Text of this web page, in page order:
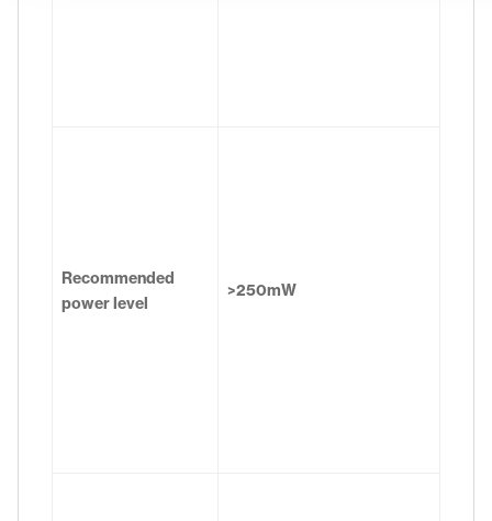
Recommended
power level
>250mW